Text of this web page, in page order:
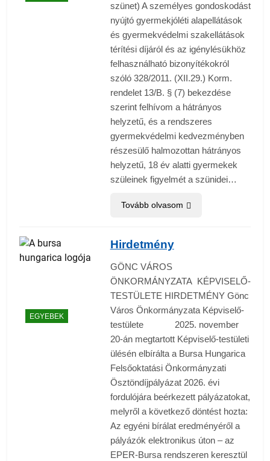
szünet) A személyes gondoskodást
nyújtó gyermekjóléti alapellátások
és gyermekvédelmi szakellátások
térítési díjáról és az igénylésükhöz
felhasználható bizonyítékokról
szóló 328/2011. (XII.29.) Korm.
rendelet 13/B. § (7) bekezdése
szerint felhívom a hátrányos
helyzetű, és a rendszeres
gyermekvédelmi kedvezményben
részesülő halmozottan hátrányos
helyzetű, 18 év alatti gyermekek
szüleinek figyelmét a szünidei…
Tovább olvasom
EGYEBEK
Hirdetmény
GÖNC VÁROS
ÖNKORMÁNYZATA KÉPVISELŐ-
TESTÜLETE HIRDETMÉNY Gönc
Város Önkormányzata Képviselő-
testülete 2025. november
20-án megtartott Képviselő-testületi
ülésén elbírálta a Bursa Hungarica
Felsőoktatási Önkormányzati
Ösztöndíjpályázat 2026. évi
fordulójára beérkezett pályázatokat,
melyről a következő döntést hozta:
Az egyéni bírálat eredményéről a
pályázók elektronikus úton – az
EPER-Bursa rendszeren keresztül